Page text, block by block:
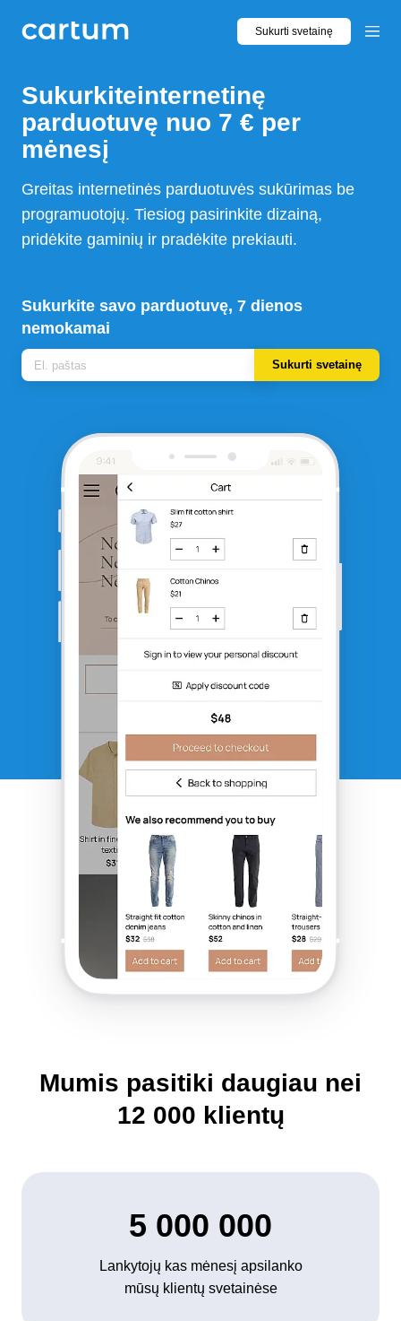
Sukurti svetainę
Sukurkiteinternetinę
parduotuvę nuo 7 € per
mėnesį
Greitas internetinės parduotuvės sukūrimas be
programuotojų. Tiesiog pasirinkite dizainą,
pridėkite gaminių ir pradėkite prekiauti.
Sukurkite savo parduotuvę, 7 dienos
nemokamai
Sukurti svetainę
Mumis pasitiki daugiau nei
12 000 klientų
5 000 000
Lankytojų kas mėnesį apsilanko
mūsų klientų svetainėse